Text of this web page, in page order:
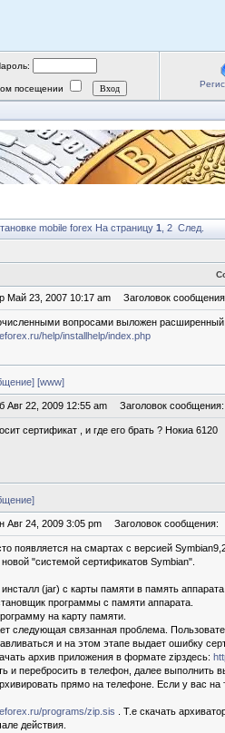
посещении
mobile forex На страницу 1 2 След.
Май 23, 2007 10:17 am Заголовок
вопросами выложен расширенный
help/installhelp/index.php
[www]
Авг 22, 2009 12:55 am Заголовок сообщения:
сертификат , и где его брать ? Нокиа 6120
Авг 24, 2009 3:05 pm Заголовок сообщения:
появляется на смартах с версией
"системой сертификатов Symbian".
(jar) с карты памяти в память
программы с памяти аппарата.
на карту памяти.
следующая связанная проблема.
и на этом этапе выдает ошибку
архив приложения в формате zipздесь:
и перебросить в телефон, далее
прямо на телефоне. Если у вас
programs/zip.sis . Т.е скачать
действия.